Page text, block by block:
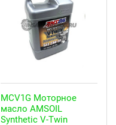
MCV1G Моторное
масло AMSOIL
Synthetic V-Twin